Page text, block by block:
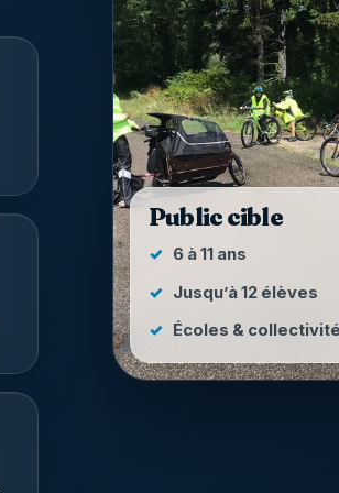
Public cible
6 à 11 ans
Jusqu’à 12 élèves
Écoles &